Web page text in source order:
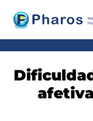
para
o